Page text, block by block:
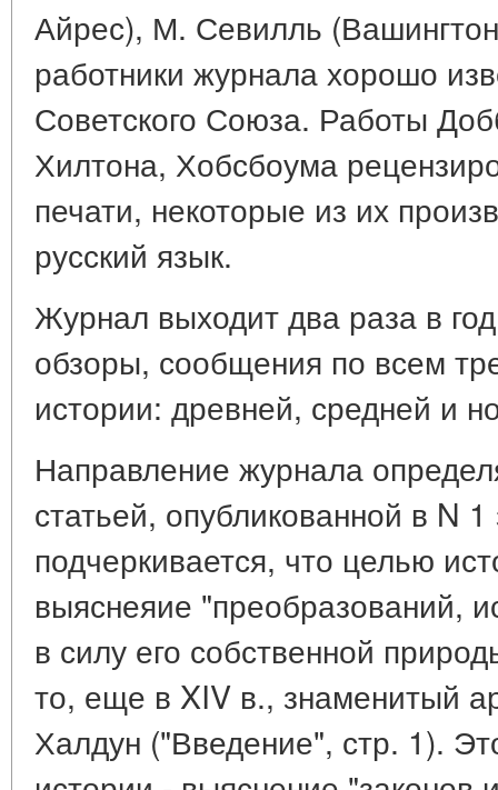
Айрес), М. Севилль
работники журнала хорошо
Советского Союза. Работы
Хилтона, Хобсбоума
печати, некоторые из их
русский язык.
Журнал выходит два раза в
обзоры, сообщения по всем
истории: древней, средней и
Направление журнала
статьей, опубликованной в N
подчеркивается, что целью
выяснеяие "преобразований,
в силу его собственной
то, еще в XIV в., знаменитый
Халдун ("Введение", стр. 1).